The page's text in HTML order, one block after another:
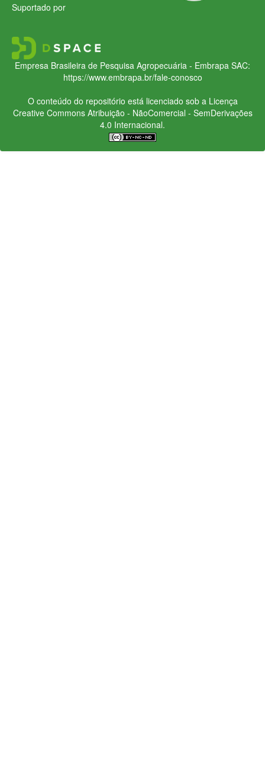
Suportado por
Empresa Brasileira de Pesquisa Agropecuária - Embrapa SAC:
https://www.embrapa.br/fale-conosco
O conteúdo do repositório está licenciado sob a Licença
Creative CommonsAtribuição - NãoComercial - SemDerivações
4.0 Internacional.